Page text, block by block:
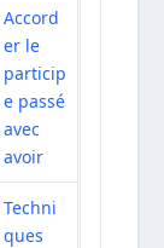
Accord
er le
particip
e passé
avec
avoir
Techni
ques